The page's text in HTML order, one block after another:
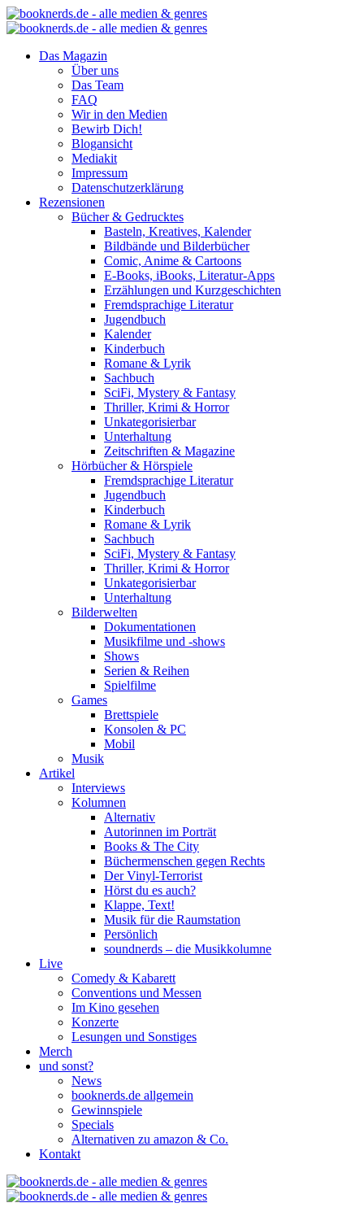
Das Magazin
Über uns
Das Team
FAQ
Wir in den Medien
Bewirb Dich!
Blogansicht
Mediakit
Impressum
Datenschutzerklärung
Rezensionen
Bücher & Gedrucktes
Basteln, Kreatives, Kalender
Bildbände und Bilderbücher
Comic, Anime & Cartoons
E-Books, iBooks, Literatur-Apps
Erzählungen und Kurzgeschichten
Fremdsprachige Literatur
Jugendbuch
Kalender
Kinderbuch
Romane & Lyrik
Sachbuch
SciFi, Mystery & Fantasy
Thriller, Krimi & Horror
Unkategorisierbar
Unterhaltung
Zeitschriften & Magazine
Hörbücher & Hörspiele
Fremdsprachige Literatur
Jugendbuch
Kinderbuch
Romane & Lyrik
Sachbuch
SciFi, Mystery & Fantasy
Thriller, Krimi & Horror
Unkategorisierbar
Unterhaltung
Bilderwelten
Dokumentationen
Musikfilme und -shows
Shows
Serien & Reihen
Spielfilme
Games
Brettspiele
Konsolen & PC
Mobil
Musik
Artikel
Interviews
Kolumnen
Alternativ
Autorinnen im Porträt
Books & The City
Büchermenschen gegen Rechts
Der Vinyl-Terrorist
Hörst du es auch?
Klappe, Text!
Musik für die Raumstation
Persönlich
soundnerds – die Musikkolumne
Live
Comedy & Kabarett
Conventions und Messen
Im Kino gesehen
Konzerte
Lesungen und Sonstiges
Merch
und sonst?
News
booknerds.de allgemein
Gewinnspiele
Specials
Alternativen zu amazon & Co.
Kontakt